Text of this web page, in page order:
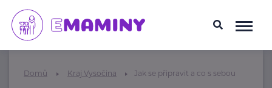
Domů Kraj Vysočina Jak se připravit a co s sebou